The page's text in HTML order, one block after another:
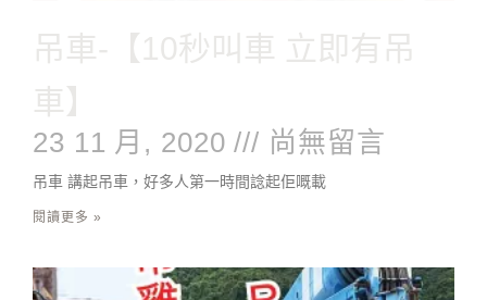
吊車-【10秒叫車 立即有吊
車】
23 11 月, 2020 尚無留言
吊車 講起吊車，好多人第一時間諗起佢嘅載
閱讀更多 »